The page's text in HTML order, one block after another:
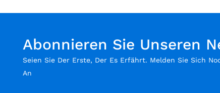
Abonnieren Sie Unseren
Seien Sie Der Erste, Der Es Erfährt. Melden Sie Sich
An